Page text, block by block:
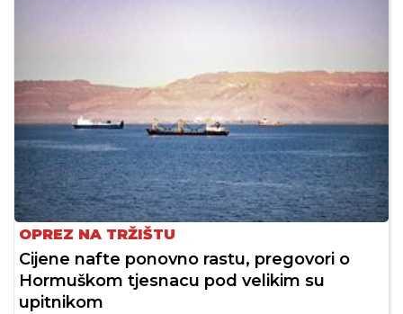
OPREZ NA TRŽIŠTU
Cijene nafte ponovno rastu, pregovori o
Hormuškom tjesnacu pod velikim su
upitnikom